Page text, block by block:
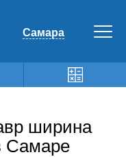
Самара
ширина
Самаре